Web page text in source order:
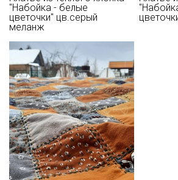
полотенце, чтобы не примять ворс.
Цветопередача может отличаться от
ткани в зависимости от настроек вашего
зависимости от партии.
"Набойка - белые
цветочки" цв.серый
меланж